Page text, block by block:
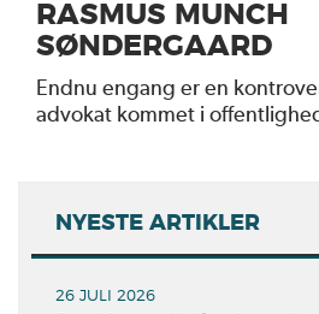
RASMUS MUNCH
SØNDERGAARD
Endnu engang er en
advokat kommet i
NYESTE ARTIKLER
26 JULI 2026